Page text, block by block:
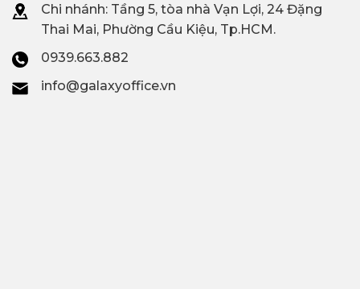
Chi nhánh: Tầng 5, tòa nhà Vạn Lợi, 24 Đặng
Thai Mai, Phường Cầu Kiệu, Tp.HCM.
0939.663.882
info@galaxyoffice.vn